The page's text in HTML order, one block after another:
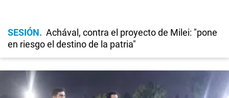
SESIÓN
Achával, contra el proyecto de Milei: "pone
en riesgo el destino de la patria"